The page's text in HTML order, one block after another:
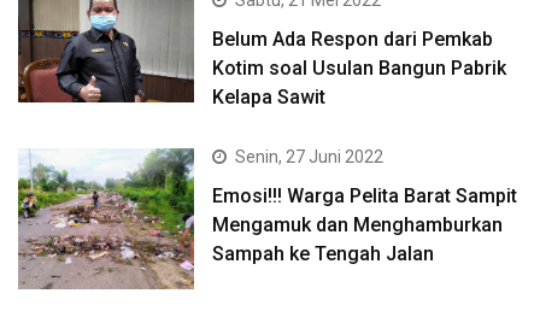
Belum Ada Respon dari Pemkab
Kotim soal Usulan Bangun Pabrik
Kelapa Sawit
Senin, 27 Juni 2022
Emosi!!! Warga Pelita Barat Sampit
Mengamuk dan Menghamburkan
Sampah ke Tengah Jalan